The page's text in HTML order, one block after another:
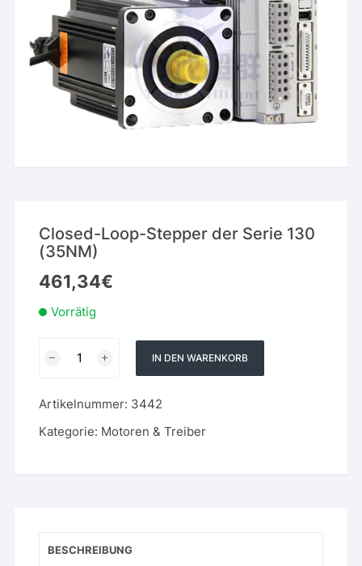
Closed-Loop-Stepper der Serie 130
(35NM)
461,34€
Vorrätig
der
Serie
IN DEN WARENKORB
Artikelnummer: 3442
Kategorie: Motoren & Treiber
BESCHREIBUNG